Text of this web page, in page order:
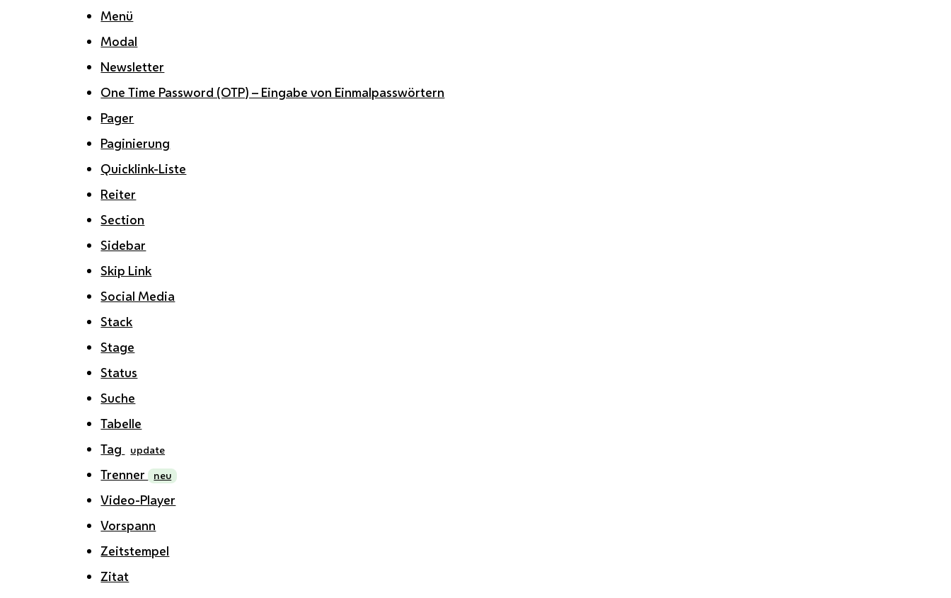
Menü
Modal
Newsletter
One Time Password (OTP) – Eingabe von Einmalpasswörtern
Pager
Paginierung
Quicklink-Liste
Reiter
Section
Sidebar
Skip Link
Social Media
Stack
Stage
Status
Suche
Tabelle
Tag
update
Trenner neu
Video-Player
Vorspann
Zeitstempel
Zitat